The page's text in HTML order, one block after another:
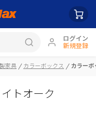
ログイン
新規登録
家具 カラーボックス カラーボ
トオーク